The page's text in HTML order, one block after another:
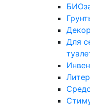
Для